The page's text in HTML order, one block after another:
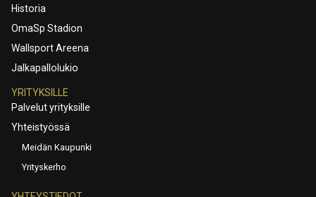
Historia
OmaSp Stadion
Wallsport Areena
Jalkapallolukio
YRITYKSILLE
Palvelut yrityksille
Yhteistyössä
Meidän Kaupunki
Yrityskerho